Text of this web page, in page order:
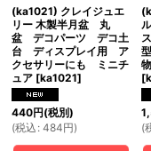
(ka1021) クレイジュエ
リー 木製半月盆 丸
盆 デコパーツ デコ土
台 ディスプレイ用 ア
クセサリーにも ミニチ
ュア [ka1021]
440円(税別)
(税込 : 484円)
[
(